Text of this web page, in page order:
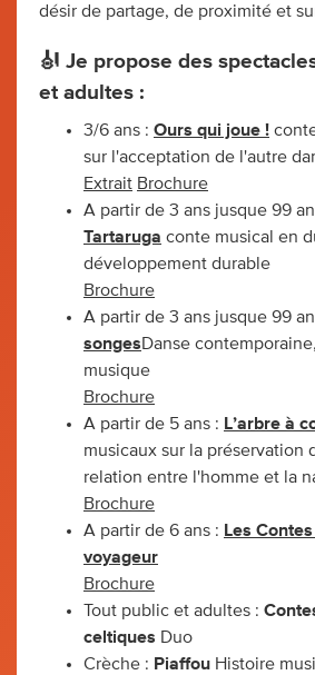
désir de partage, de proximité et
🎻 Je propose des
et adultes :
3/6 ans : Ours qui joue !
sur l'acceptation de l'autre
Extrait Brochure
A partir de 3 ans jusque 99
Tartaruga conte musical en
développement durable
Brochure
A partir de 3 ans jusque 99
songesDanse
musique
Brochure
A partir de 5 ans : L’arbre à
musicaux sur la préservation
relation entre l'homme et la
Brochure
A partir de 6 ans : Les
voyageur
Brochure
Tout public et adultes :
celtiques Duo
Crèche : Piaffou Histoire